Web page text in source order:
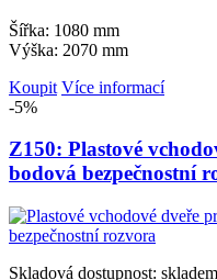
Šířka: 1080 mm
Výška: 2070 mm
Koupit Více informací
-5%
Z150: Plastové
bodová bezpečnostní
Skladová dostupnost: skladem